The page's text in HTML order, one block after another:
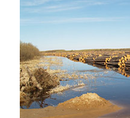
ИНСТРУМЕНТ И МАТЕРИАЛЫ
БИБЛИОТЕКА СПЕЦИАЛИСТА